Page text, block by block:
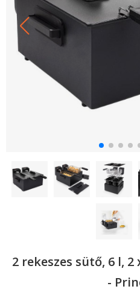
2 rekeszes sütő, 6 l,
-